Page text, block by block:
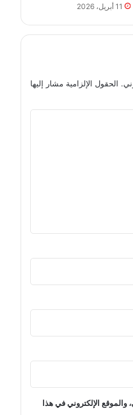
11 أبريل، 2026
الحقول الإلزامية مشار إليها
الإلكتروني في هذا